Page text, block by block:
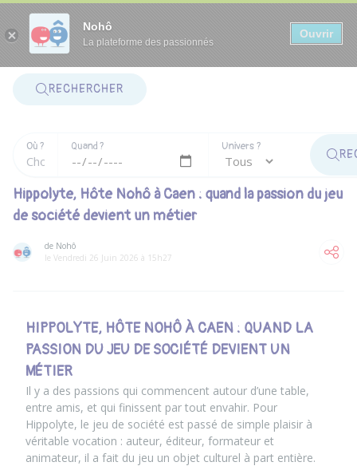
Nohô
La plateforme des passionnés
Ouvrir
RECHERCHER
Où ? Quand ? Univers ?
Hippolyte, Hôte Nohô à Caen : quand la passion du jeu
de société devient un métier
de Nohô
le Vendredi 26 Juin 2026 à 15h27
HIPPOLYTE, HÔTE NOHÔ À CAEN : QUAND LA
PASSION DU JEU DE SOCIÉTÉ DEVIENT UN
MÉTIER
Il y a des passions qui commencent autour d’une table,
entre amis, et qui finissent par tout envahir. Pour
Hippolyte, le jeu de société est passé de simple plaisir à
véritable vocation : auteur, éditeur, formateur et
animateur, il a fait du jeu un objet culturel à part entière.
Panneau de gestion des cookies